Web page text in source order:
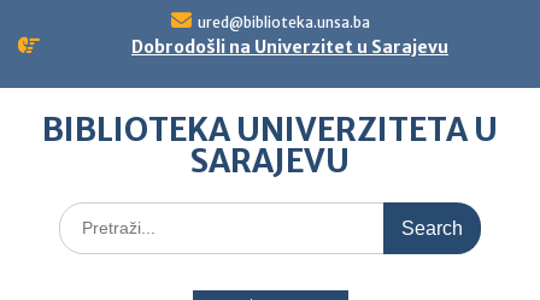
ured@biblioteka.unsa.ba
Dobrodošli na Univerzitet u Sarajevu
BIBLIOTEKA UNIVERZITETA U
SARAJEVU
Search
for: